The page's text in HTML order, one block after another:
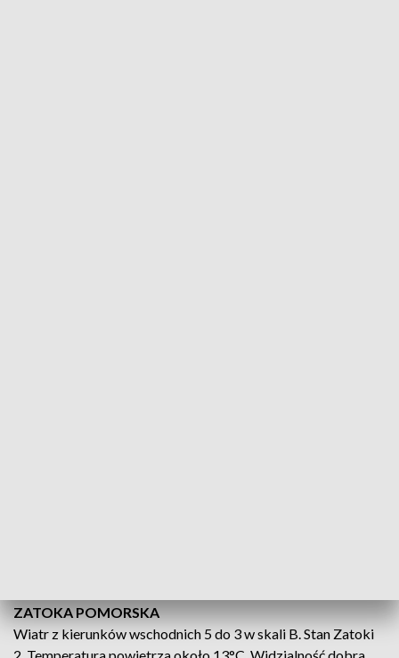
ZATOKA POMORSKA
Wiatr z kierunków wschodnich 5 do 3 w skali B. Stan Zatoki